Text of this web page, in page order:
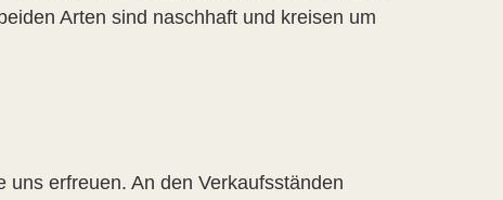
Arten sind naschhaft und kreisen um
erfreuen. An den Verkaufsständen